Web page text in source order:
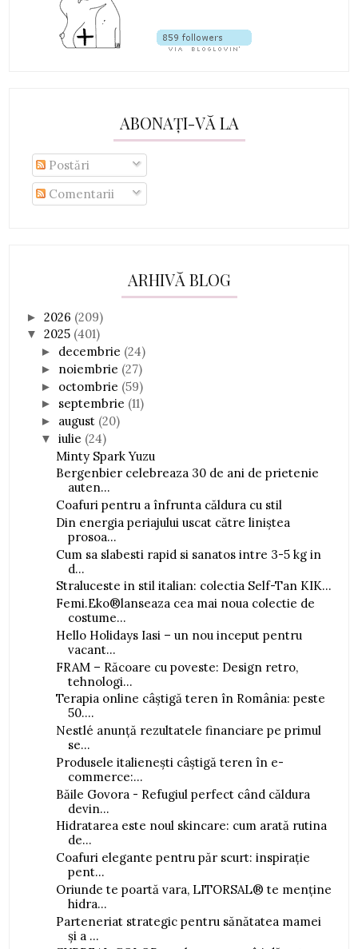
ABONAȚI-VĂ LA
Postări
Comentarii
ARHIVĂ BLOG
►2026 (209)
▼2025 (401)
► decembrie (24)
► noiembrie (27)
► octombrie (59)
► septembrie (11)
► august (20)
▼iulie (24)
Minty Spark Yuzu
Bergenbier celebreaza 30 de ani de prietenie
auten...
Coafuri pentru a înfrunta căldura cu stil
Din energia periajului uscat către liniștea
prosoa...
Cum sa slabesti rapid si sanatos intre 3-5 kg in
d...
Straluceste in stil italian: colectia Self-Tan KIK...
Femi.Eko®lanseaza cea mai noua colectie de
costume...
Hello Holidays Iasi – un nou inceput pentru
vacant...
FRAM – Răcoare cu poveste: Design retro,
tehnologi...
Terapia online câștigă teren în România: peste
50....
Nestlé anunță rezultatele financiare pe primul
se...
Produsele italienești câștigă teren în e-
commerce:...
Băile Govora - Refugiul perfect când căldura
devin...
Hidratarea este noul skincare: cum arată rutina
de...
Coafuri elegante pentru păr scurt: inspirație
pent...
Oriunde te poartă vara, LITORSAL® te menține
hidra...
Parteneriat strategic pentru sănătatea mamei
și a ...